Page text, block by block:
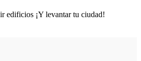
edificios ¡Y levantar tu ciudad!